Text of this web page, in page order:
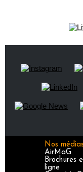
Nos médias
AirMaG
Brochures
ligne